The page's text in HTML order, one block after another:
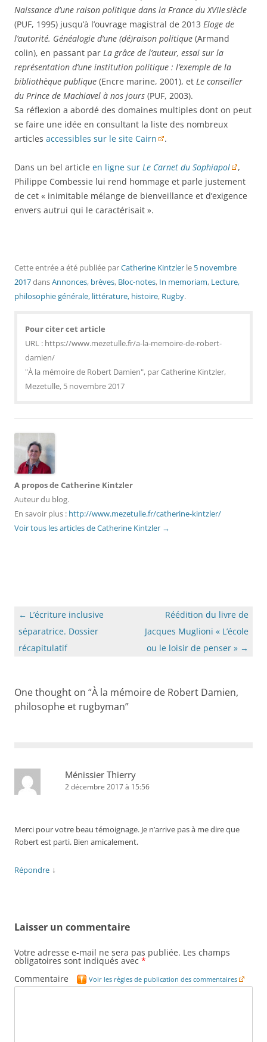
Naissance d’une raison politique dans la France du XVIIe siècle
(PUF, 1995) jusqu’à l’ouvrage magistral de 2013 Eloge de
l’autorité. Généalogie d’une (dé)raison politique (Armand
colin), en passant par La grâce de l’auteur, essai sur la
représentation d’une institution politique : l’exemple de la
bibliothèque publique (Encre marine, 2001), et Le conseiller
du Prince de Machiavel à nos jours (PUF, 2003).
Sa réflexion a abordé des domaines multiples dont on peut
se faire une idée en consultant la liste des nombreux
articles accessibles sur le site Cairn .
Dans un bel article en ligne sur Le Carnet du Sophiapol
,
Philippe Combessie lui rend hommage et parle justement
de cet « inimitable mélange de bienveillance et d’exigence
envers autrui qui le caractérisait ».
Cette entrée a été publiée parCatherine Kintzler le 5 novembre
2017dansAnnonces, brèves, Bloc-notes, In memoriam, Lecture,
philosophie générale, littérature, histoire, Rugby.
Pour citer cet article
URL : https://www.mezetulle.fr/a-la-memoire-de-robert-
damien/
"À la mémoire de Robert Damien", par Catherine Kintzler,
Mezetulle, 5 novembre 2017
A propos de Catherine Kintzler
Auteur du blog.
En savoir plus : http://www.mezetulle.fr/catherine-kintzler/
Voir tous les articles de Catherine Kintzler →
Navigation
des
articles
← L’écriture inclusive
séparatrice. Dossier
récapitulatif
Réédition du livre de
Jacques Muglioni « L’école
ou le loisir de penser » →
One thought on “À la mémoire de Robert Damien,
philosophe et rugbyman”
Ménissier Thierry
2 décembre 2017 à 15:56
Merci pour votre beau témoignage. Je n’arrive pas à me dire que
Robert est parti. Bien amicalement.
Répondre ↓
Laisser un commentaire
Votre adresse e-mail ne sera pas publiée. Les champs
obligatoires sont indiqués avec *
Commentaire
Voir les règles de publication des commentaires